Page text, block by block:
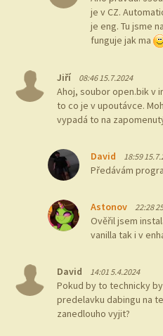
je v CZ.
je eng. Tu jsme
funguje jak ma
Jiří 08:46 15.7.2024
Ahoj, soubor open.bik v
to co je v upoutávce.
vypadá to na
David 18:59
Předávám
Astonov 22:28
Ověřil jsem
vanilla tak i v
David 14:01 5.4.2024
Pokud by to technicky
predelavku dabingu na
zanedlouho vyjit?